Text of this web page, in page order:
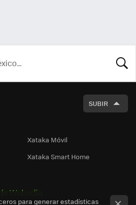
SUBIR
Xataka Móvil
Xataka Smart Home
Webedia
para generar estadísticas